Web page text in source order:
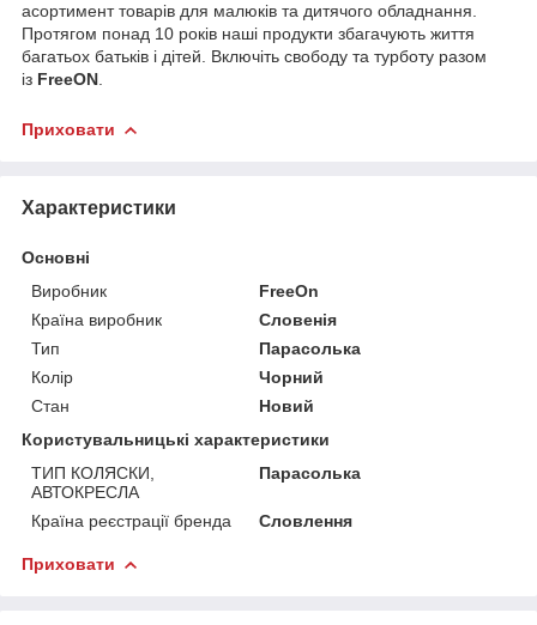
асортимент товарів для малюків та дитячого обладнання.
Протягом понад 10 років наші продукти збагачують життя
багатьох батьків і дітей. Включіть свободу та турботу разом
із FreeON
Приховати
Характеристики
Основні
Виробник
FreeOn
Країна виробник
Словенія
Тип
Парасолька
Колір
Чорний
Стан
Новий
Користувальницькі характеристики
ТИП КОЛЯСКИ,
АВТОКРЕСЛА
Парасолька
Країна реєстрації бренда Словлення
Приховати